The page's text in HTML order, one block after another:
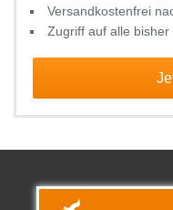
Versandkostenfrei
Zugriff auf alle